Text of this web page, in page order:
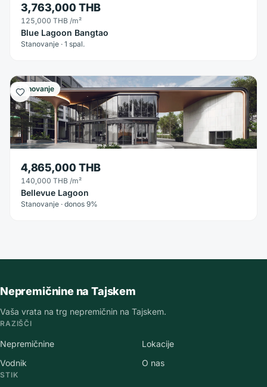
3,763,000 THB
125,000 THB /m²
Blue Lagoon Bangtao
Stanovanje · 1 spal.
Stanovanje
4,865,000 THB
140,000 THB /m²
Bellevue Lagoon
Stanovanje · donos 9%
Nepremičnine na Tajskem
Vaša vrata na trg nepremičnin na Tajskem.
RAZIŠČI
Nepremičnine
Lokacije
Vodnik
O nas
STIK